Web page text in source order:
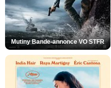
Mutiny Bande-annonce VO STFR